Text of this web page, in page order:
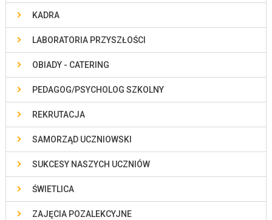
KADRA
LABORATORIA PRZYSZŁOŚCI
OBIADY - CATERING
PEDAGOG/PSYCHOLOG SZKOLNY
REKRUTACJA
SAMORZĄD UCZNIOWSKI
SUKCESY NASZYCH UCZNIÓW
ŚWIETLICA
ZAJĘCIA POZALEKCYJNE